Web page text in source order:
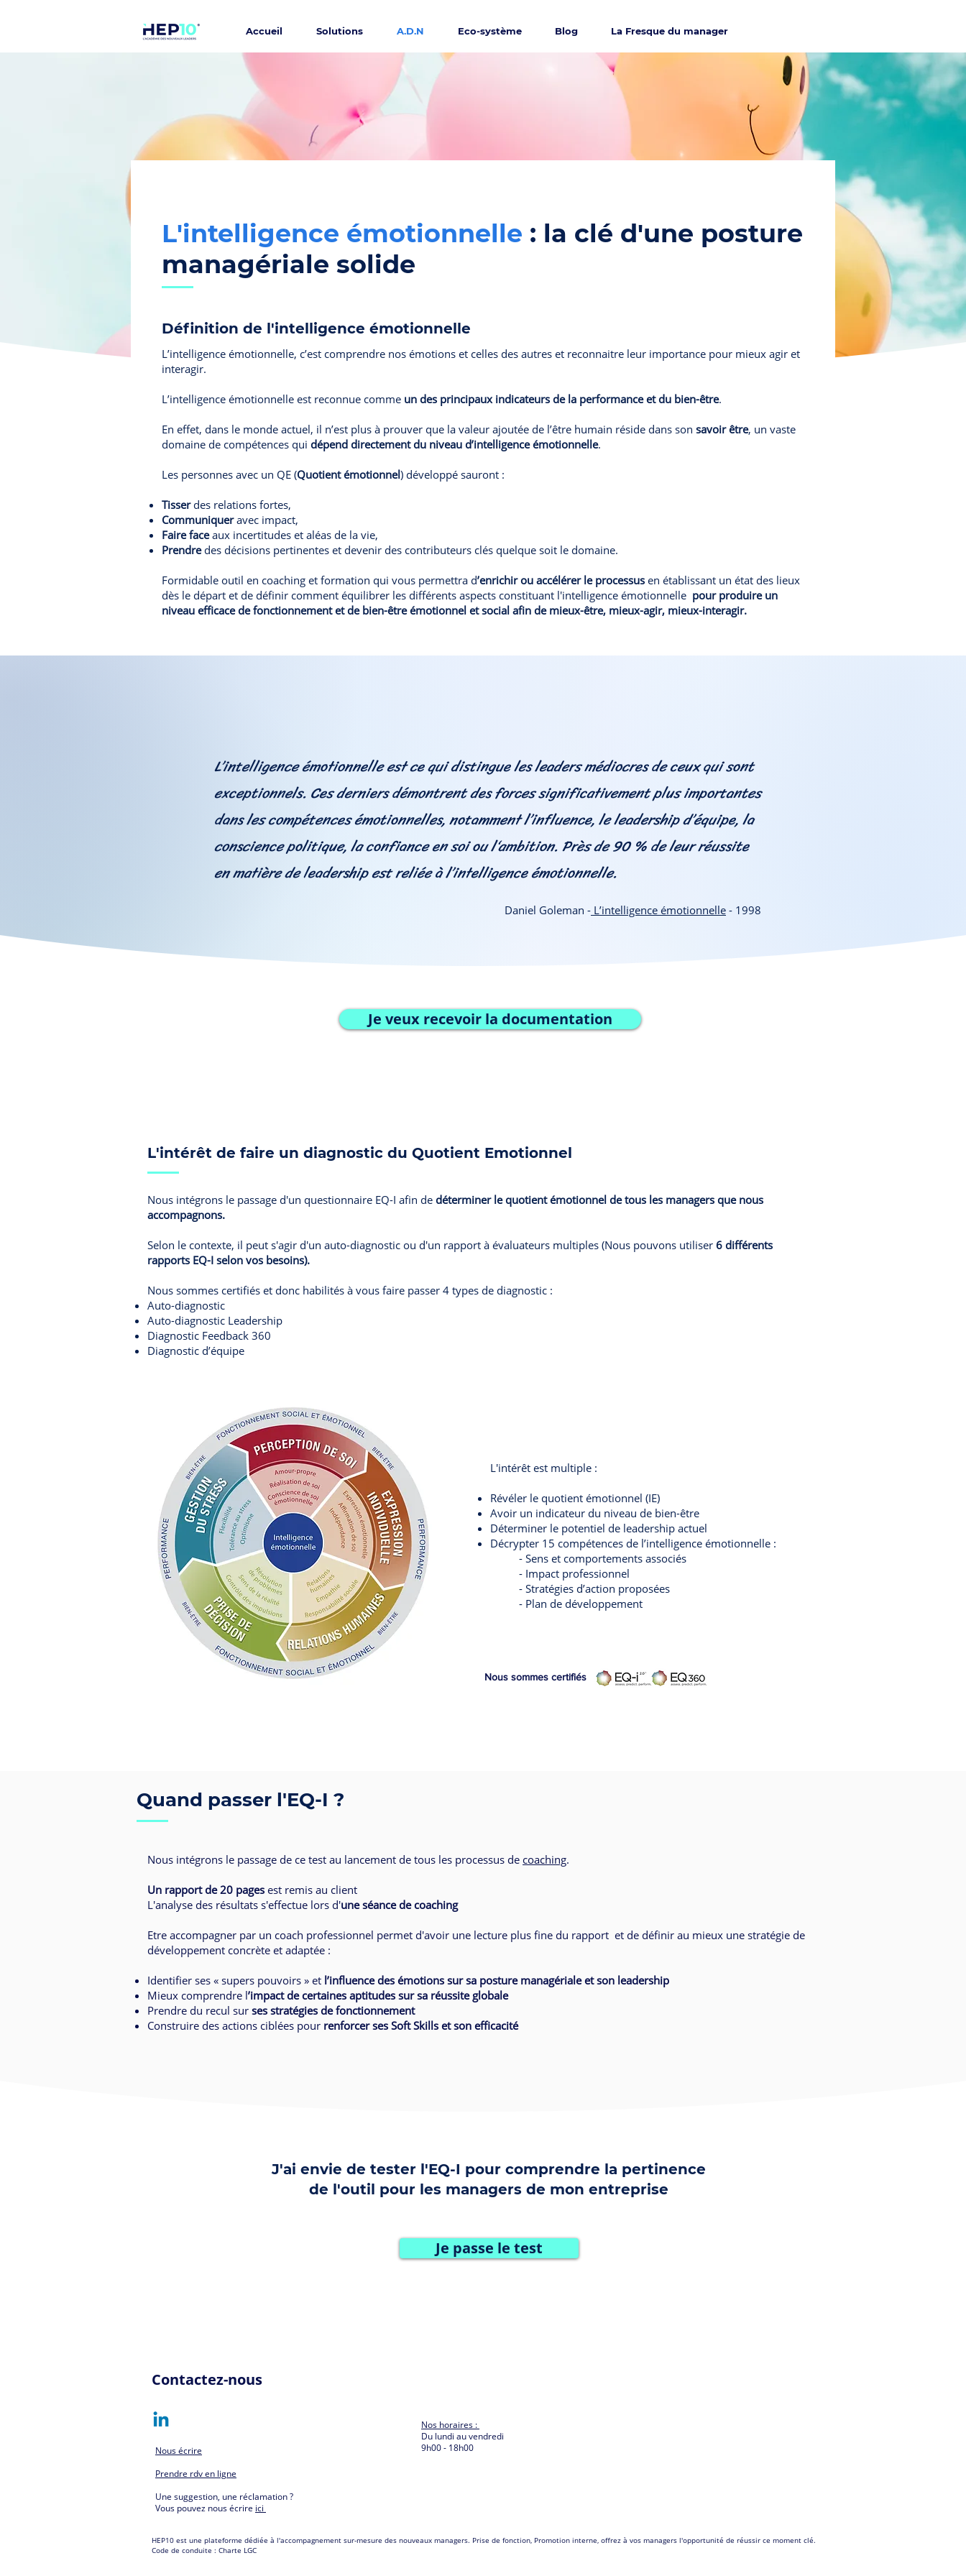
Accueil Solutions A.D.N Eco-système Blog La Fresque du manager
L'intelligence émotionnelle : la clé d'une posture
managériale solide
Définition de l'intelligence émotionnelle
L’intelligence émotionnelle, c’est comprendre nos émotions et celles des autres et reconnaitre leur importance pour mieux agir et
interagir.
L’intelligence émotionnelle est reconnue comme un des principaux indicateurs de la performance et du bien-être.
En effet, dans le monde actuel, il n’est plus à prouver que la valeur ajoutée de l’être humain réside dans son savoir être, un vaste
domaine de compétences qui dépend directement du niveau d’intelligence émotionnelle.
Les personnes avec un QE (Quotient émotionnel) développé sauront :
Tisserdes relations fortes,
Communiqueravec impact,
Faire faceaux incertitudes et aléas de la vie,
Prendredes décisions pertinentes et devenir des contributeurs clés quelque soit le domaine.
Formidable outil en coaching et formation qui vous permettra d’enrichir ou accélérer le processus en établissant un état des lieux
dès le départ et de définir comment équilibrer les différents aspects constituant l'intelligence émotionnelle pour produire un
niveau efficace de fonctionnement et de bien-être émotionnel et social afin de mieux-être, mieux-agir, mieux-interagir.
L’intelligence émotionnelle est ce qui distingue les leaders médiocres de ceux qui sont
exceptionnels. Ces derniers démontrent des forces significativement plus importantes
dans les compétences émotionnelles, notamment l’influence, le leadership d’équipe, la
conscience politique, la confiance en soi ou l‘ambition. Près de 90 % de leur réussite
en matière de leadership est reliée à l’intelligence émotionnelle.
Daniel Goleman - L’intelligence émotionnelle - 1998
Je veux recevoir la documentation
L'intérêt de faire un diagnostic du Quotient Emotionnel
Nous intégrons le passage d'un questionnaire EQ-I afin de déterminer le quotient émotionnel de tous les managers que nous
accompagnons.
Selon le contexte, il peut s'agir d'un auto-diagnostic ou d'un rapport à évaluateurs multiples (Nous pouvons utiliser 6 différents
rapports EQ-I selon vos besoins).
Nous sommes certifiés et donc habilités à vous faire passer 4 types de diagnostic :
Auto-diagnostic
Auto-diagnostic Leadership
Diagnostic Feedback 360
Diagnostic d’équipe
L'intérêt est multiple :
Révéler le quotient émotionnel (IE)
Avoir un indicateur du niveau de bien-être
Déterminer le potentiel de leadership actuel
Décrypter 15 compétences de l’intelligence émotionnelle :
- Sens et comportements associés
- Impact professionnel
- Stratégies d’action proposées
- Plan de développement
Nous sommes certifiés
Quand passer l'EQ-I ?
Nous intégrons le passage de ce test au lancement de tous les processus de coaching.
Un rapport de 20 pages est remis au client
L'analyse des résultats s'effectue lors d'une séance de coaching
Etre accompagner par un coach professionnel permet d'avoir une lecture plus fine du rapport et de définir au mieux une stratégie de
développement concrète et adaptée :
Identifier ses « supers pouvoirs » et l’influence des émotions sur sa posture managériale et son leadership
Mieux comprendre l’impact de certaines aptitudes sur sa réussite globale
Prendre du recul sur ses stratégies de fonctionnement
Construire des actions ciblées pour renforcer ses Soft Skills et son efficacité
J'ai envie de tester l'EQ-I pour comprendre la pertinence
de l'outil pour les managers de mon entreprise
Je passe le test
Contactez-nous
Nous écrire
Prendre rdv en ligne
Une suggestion, une réclamation ?
Vous pouvez nous écrire ici
Nos horaires :
Du lundi au vendredi
9h00 - 18h00
HEP10 est une plateforme dédiée à l'accompagnement sur-mesure des nouveaux managers. Prise de fonction, Promotion interne, offrez à vos managers l'opportunité de réussir ce moment clé.
Code de conduite : Charte LGC